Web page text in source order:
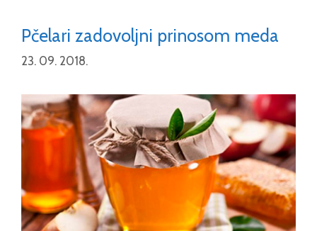
Pčelari zadovoljni prinosom meda
23. 09. 2018.